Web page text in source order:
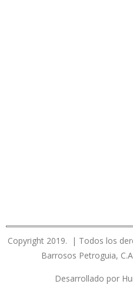
Copyright 2019. | Todos los
Barrosos Petroguia,
Desarrollado por